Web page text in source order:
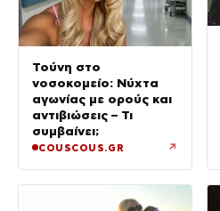
Τούνη στο
νοσοκομείο: Νύχτα
αγωνίας με ορούς και
αντιβιώσεις – Τι
συμβαίνει;
COUSCOUS.GR ↗